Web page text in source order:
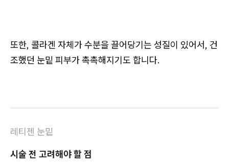
또한, 콜라겐 자체가 수분을 끌어당기는 성질이 있어서, 건
조했던 눈밑 피부가 촉촉해지기도 합니다.
레티젠 눈밑
시술 전 고려해야 할 점